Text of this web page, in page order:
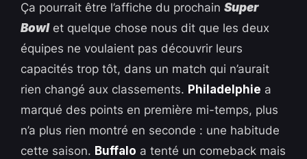
Ça pourrait être l’affiche du prochainSuper
Bowlet quelque chose nous dit que les deux
équipes ne voulaient pas découvrir leurs
capacités trop tôt, dans un match qui n’aurait
rien changé aux classements. Philadelphie a
marqué des points en première mi-temps, plus
n’a plus rien montré en seconde : une habitude
cette saison. Buffalo a tenté un comeback mais